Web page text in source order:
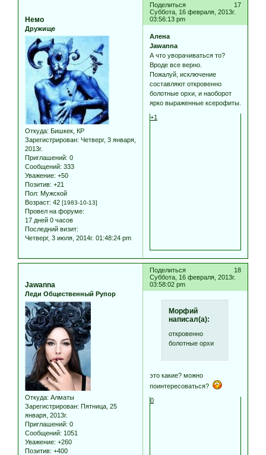
Поделиться
17
Суббота, 16 февраля, 2013г.
03:56:13 pm
Немо
Дружище
Откуда: Бишкек, КР
Зарегистрирован: Четверг, 3 января,
2013г.
Приглашений: 0
Сообщений: 333
Уважение: +50
Позитив: +21
Пол: Мужской
Возраст: 42 [1983-10-13]
Провел на форуме:
17 дней 0 часов
Последний визит:
Четверг, 3 июля, 2014г. 01:48:24 pm
Алена
Jawanna
А что уворачиваться то?
Вроде все верно.
Пожалуй, исключение
составляют откровенно
болотные орхи, и наоборот
ярко выраженные ксерофиты.
+1
Поделиться
18
Суббота, 16 февраля, 2013г.
03:58:02 pm
Jawanna
Леди Общественный Рупор
Откуда: Алматы
Зарегистрирован: Пятница, 25
января, 2013г.
Приглашений: 0
Сообщений: 1051
Уважение: +260
Позитив: +400
Морфий
написал(а):
откровенно
болотные орхи
это какие? можно
поинтересоваться?
0